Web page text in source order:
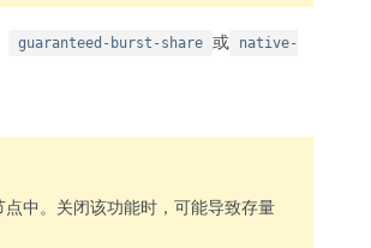
guaranteed-burst-share 或
native-
中。关闭该功能时，可能导致存量